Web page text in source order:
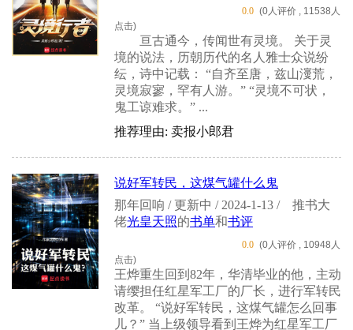
0.0 (0人评价 , 11538人
点击)
亘古通今，传闻世有灵境。 关于灵
境的说法，历朝历代的名人雅士众说纷
纭，诗中记载： “自齐至唐，兹山濅荒，
灵境寂寥，罕有人游。” “灵境不可状，
鬼工谅难求。” ...
推荐理由: 卖报小郎君
说好军转民，这煤气罐什么鬼
那年回响 / 更新中 / 2024-1-13 /
推书大
佬光皇天照的书单和书评
0.0 (0人评价 , 10948人
点击)
王烨重生回到82年，华清毕业的他，主动
请缨担任红星军工厂的厂长，进行军转民
改革。 “说好军转民，这煤气罐怎么回事
儿？” 当上级领导看到王烨为红星军工厂